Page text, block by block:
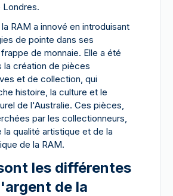
Londres.
RAM a innové en introduisant
de pointe dans ses
de monnaie. Elle a été
la création de pièces
et de collection, qui
histoire, la culture et le
de l'Australie. Ces pièces,
par les collectionneurs,
qualité artistique et de la
de la RAM.
les différentes
de la